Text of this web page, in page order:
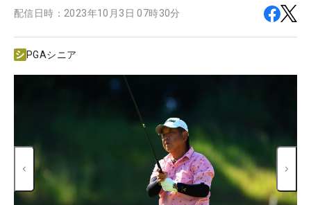
配信日時： 2023年10月3日 07時30分
PGAシニア